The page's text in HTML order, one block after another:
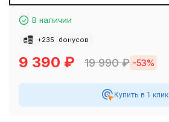
В наличии
+235 бонусов
9 390 ₽ 19 990₽ -53%
Купить в 1 клик